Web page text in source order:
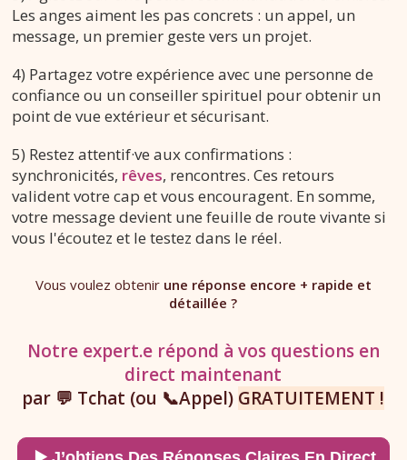
Les anges aiment les pas concrets : un appel, un
message, un premier geste vers un projet.
4) Partagez votre expérience avec une personne de
confiance ou un conseiller spirituel pour obtenir un
point de vue extérieur et sécurisant.
5) Restez attentif·ve aux confirmations :
synchronicités, rêves, rencontres. Ces retours
valident votre cap et vous encouragent. En somme,
votre message devient une feuille de route vivante si
vous l'écoutez et le testez dans le réel.
Vous voulez obtenir une réponse encore + rapide et
détaillée ?
Notre expert.e répond à vos questions en
direct maintenant
par 💬 Tchat (ou 📞Appel) GRATUITEMENT !